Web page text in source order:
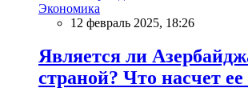
Экономика
12 февраль 2025, 18:26
Является ли
страной? Что насчет